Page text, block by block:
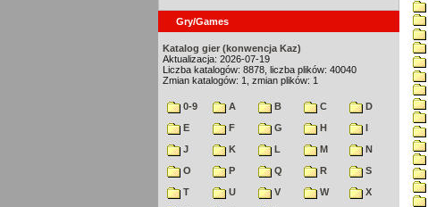
Gry/Games
Katalog gier (konwencja Kaz)
Aktualizacja: 2026-07-19
Liczba katalogów: 8878, liczba plików: 40040
Zmian katalogów: 1, zmian plików: 1
0-9 A B C
D
E
F G H
I
J
K L M
N
O
P Q R
S
T
U V W
X